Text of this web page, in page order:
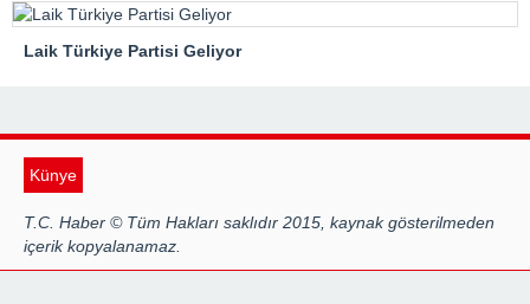
Laik Türkiye Partisi Geliyor
Künye
T.C. Haber © Tüm Hakları saklıdır 2015, kaynak gösterilmeden
içerik kopyalanamaz.